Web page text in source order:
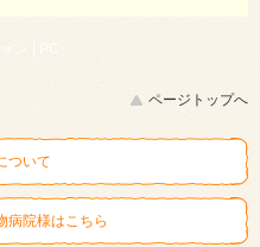
ン |
ページトップへ
ついて
病院様はこちら